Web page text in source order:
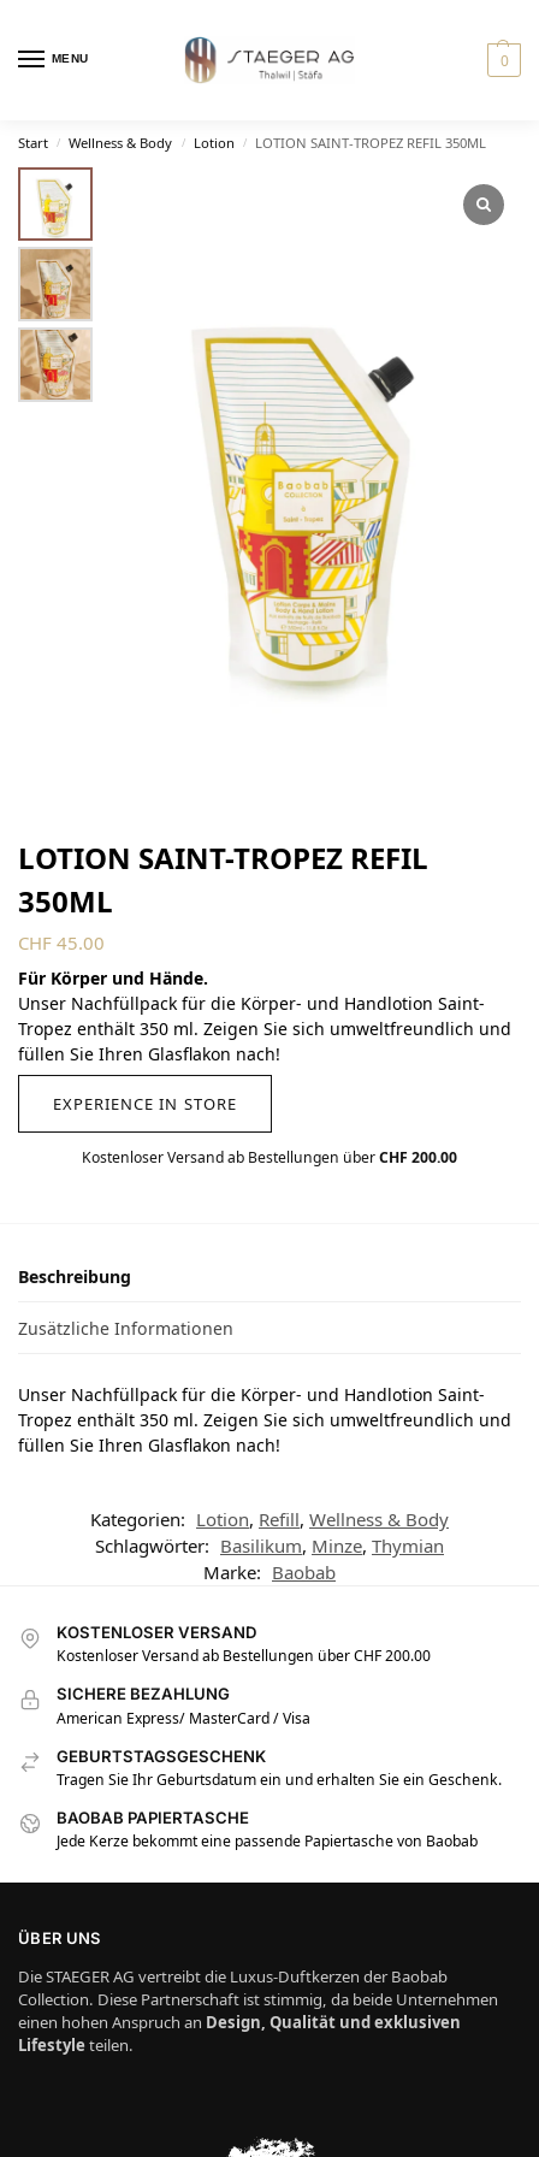
MENU 0
Start / Wellness & Body / Lotion / LOTION SAINT-TROPEZ REFIL 350ML
LOTION SAINT-TROPEZ REFIL
350ML
CHF 45.00
Für Körper und Hände.
Unser Nachfüllpack für die Körper- und Handlotion Saint-
Tropez enthält 350 ml. Zeigen Sie sich umweltfreundlich und
füllen Sie Ihren Glasflakon nach!
EXPERIENCE IN STORE
Kostenloser Versand ab Bestellungen überCHF 200.00
Beschreibung
Zusätzliche Informationen
Unser Nachfüllpack für die Körper- und Handlotion Saint-
Tropez enthält 350 ml. Zeigen Sie sich umweltfreundlich und
füllen Sie Ihren Glasflakon nach!
Kategorien: Lotion, Refill, Wellness & Body
Schlagwörter: Basilikum, Minze, Thymian
Marke: Baobab
KOSTENLOSER VERSAND
Kostenloser Versand ab Bestellungen über CHF 200.00
SICHERE BEZAHLUNG
American Express/ MasterCard / Visa
GEBURTSTAGSGESCHENK
Tragen Sie Ihr Geburtsdatum ein und erhalten Sie ein Geschenk.
BAOBAB PAPIERTASCHE
Jede Kerze bekommt eine passende Papiertasche von Baobab
ÜBER UNS
Die STAEGER AG vertreibt die Luxus-Duftkerzen der Baobab
Collection. Diese Partnerschaft ist stimmig, da beide Unternehmen
einen hohen Anspruch an Design, Qualität und exklusiven
Lifestyleteilen.